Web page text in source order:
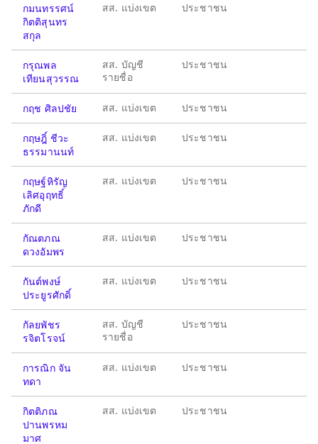
กมนทรรศน์
กิตติสุนทร
สกุล
สส. แบ่งเขต ประชาชน
กรุณพล
เทียนสุวรรณ
สส. บัญชี
รายชื่อ
ประชาชน
กฤช ศิลปชัย สส. แบ่งเขต ประชาชน
กฤษฎิ์ ชีวะ
ธรรมานนท์
สส. แบ่งเขต ประชาชน
กฤษฐ์หิรัญ
เลิศอุฤทธิ์
ภักดี
สส. แบ่งเขต ประชาชน
กัณตภณ
ดวงอัมพร
สส. แบ่งเขต ประชาชน
กันต์พงษ์
ประยูรศักดิ์
สส. แบ่งเขต ประชาชน
กัลยพัชร
รจิตโรจน์
สส. บัญชี
รายชื่อ
ประชาชน
การณิก จัน
ทดา
สส. แบ่งเขต ประชาชน
กิตติภณ
ปานพรหม
มาศ
สส. แบ่งเขต ประชาชน